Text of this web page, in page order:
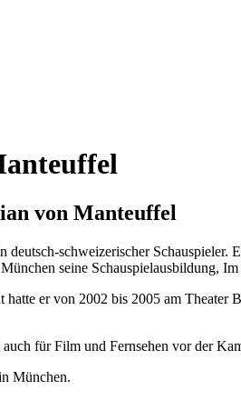
von Manteuffel
deutsch-schweizerischer Schauspieler.
seine Schauspielausbildung,
hatte er von 2002 bis 2005 am
auch für Film und Fernsehen vor der
München.